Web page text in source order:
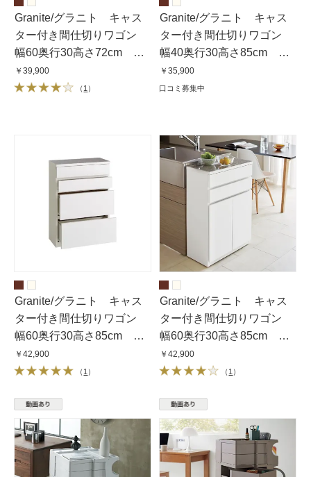
Granite/グラニト キャス
ター付き間仕切りワゴン
幅60奥行30高さ72cm 扉
収納タイプ
￥39,900
（ 1 ）
Granite/グラニト キャス
ター付き間仕切りワゴン
幅40奥行30高さ85cm 引
き出しタイプ
￥35,900
口コミ募集中
Granite/グラニト キャス
ター付き間仕切りワゴン
幅60奥行30高さ85cm 引
き出しタイプ
￥42,900
（1）
Granite/グラニト キャス
ター付き間仕切りワゴン
幅60奥行30高さ85cm 扉
収納タイプ
￥42,900
（1）